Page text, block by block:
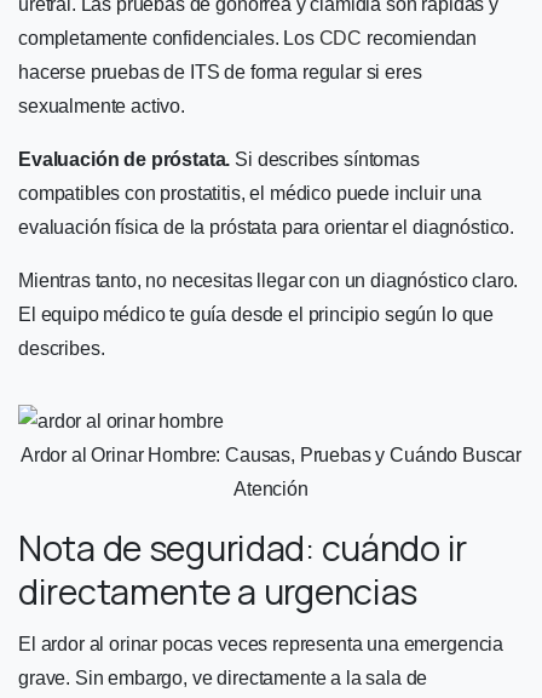
completamente confidenciales. Los CDC recomiendan
hacerse pruebas de ITS de forma regular si eres
sexualmente activo.
Evaluación de próstata. Si describes síntomas
compatibles con prostatitis, el médico puede incluir una
evaluación física de la próstata para orientar el diagnóstico.
Mientras tanto, no necesitas llegar con un diagnóstico claro.
El equipo médico te guía desde el principio según lo que
describes.
Ardor al Orinar Hombre: Causas, Pruebas y Cuándo Buscar
Atención
Nota de seguridad: cuándo ir
directamente a urgencias
El ardor al orinar pocas veces representa una emergencia
grave. Sin embargo, ve directamente a la sala de